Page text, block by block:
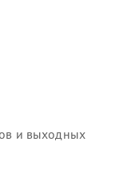
и выходных